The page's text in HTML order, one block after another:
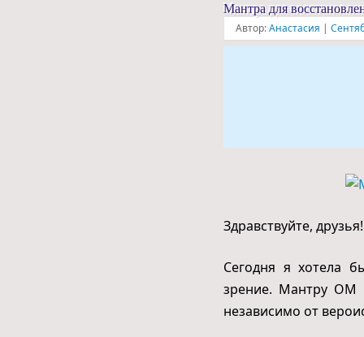
Мантра для
Автор:Анастасия |
Здравствуйте, друзья!
Сегодня я хотела
зрение. Мантру
независимо от